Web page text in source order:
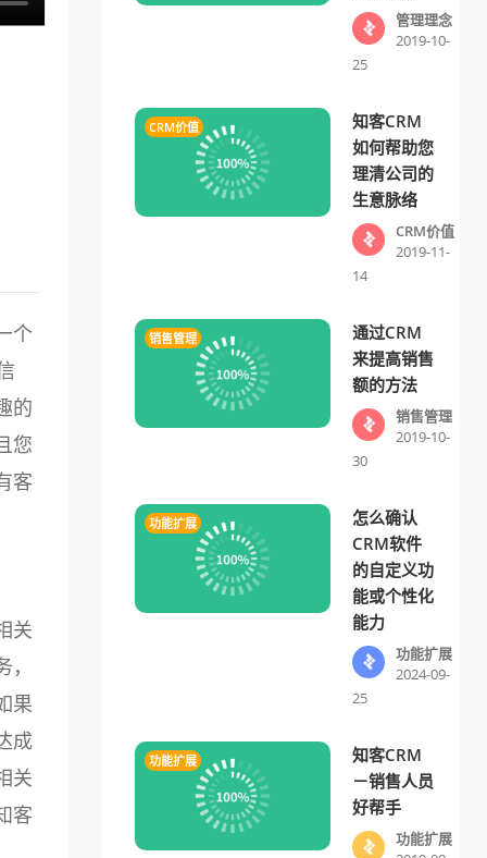
个
的
您
客
关
果
成
关
客
管理理念
2019-10-
25
CRM价值
知客CRM
如何帮助您
理清公司的
生意脉络
CRM价值
2019-11-
14
销售管理
通过CRM
来提高销售
额的方法
销售管理
2019-10-
30
功能扩展
怎么确认
CRM软件
的自定义功
能或个性化
能力
功能扩展
2024-09-
25
功能扩展
知客CRM
－销售人员
好帮手
功能扩展